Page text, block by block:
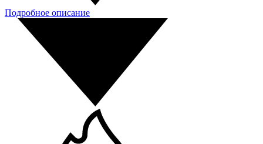
Подробное описание